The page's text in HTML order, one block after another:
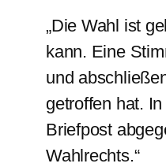
„Die Wahl ist
kann. Eine
und
getroffen hat.
Briefpost
Wahlrechts.“